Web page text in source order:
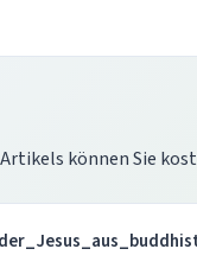
können Sie